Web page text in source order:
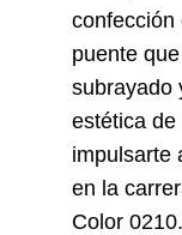
confección
puente
subrayado
estética
impulsarte
en la
Color 0210.